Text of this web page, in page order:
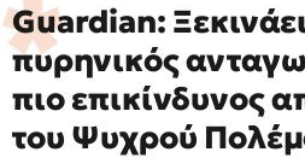
Guardian:
πυρηνικός
πιο επικίνδυνος
του Ψυχρού